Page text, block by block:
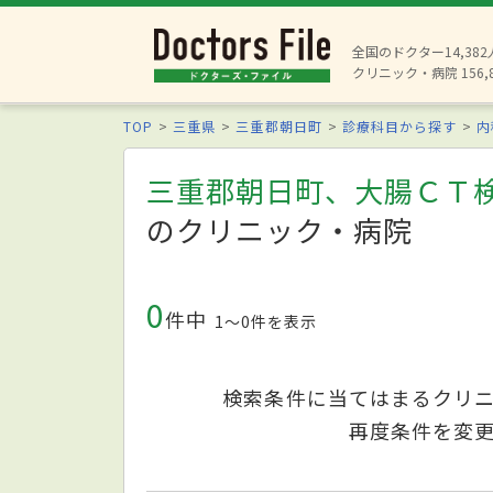
全国のドクター14,382
クリニック・病院
TOP 三重県 三重郡朝日町 診療科目から探す
三重郡朝日町、大腸ＣＴ
のクリニック・病院
0件中 1〜0件を表示
検索条件に当てはまるクリ
再度条件を変